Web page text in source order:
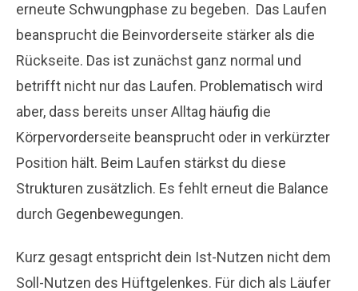
erneute Schwungphase zu begeben. Das Laufen
beansprucht die Beinvorderseite stärker als die
Rückseite. Das ist zunächst ganz normal und
betrifft nicht nur das Laufen. Problematisch wird
aber, dass bereits unser Alltag häufig die
Körpervorderseite beansprucht oder in verkürzter
Position hält. Beim Laufen stärkst du diese
Strukturen zusätzlich. Es fehlt erneut die Balance
durch Gegenbewegungen.
Kurz gesagt entspricht dein Ist-Nutzen nicht dem
Soll-Nutzen des Hüftgelenkes. Für dich als Läufer